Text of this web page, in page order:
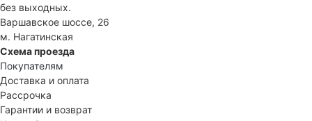
без выходных.
Варшавское шоссе, 26
м. Нагатинская
Схема проезда
Покупателям
Доставка и оплата
Рассрочка
Гарантии и возврат